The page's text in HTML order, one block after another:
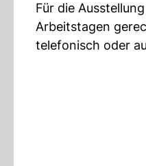
Für die
Arbeitstagen
telefonisch oder